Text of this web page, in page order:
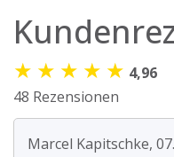
★ ★ ★ ★ ★ 4,96
48 Rezensionen
Marcel Kapitschke,